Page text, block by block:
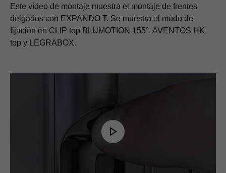
Este vídeo de montaje muestra el montaje de frentes
delgados con EXPANDO T. Se muestra el modo de
fijación en CLIP top BLUMOTION 155°, AVENTOS HK
top y LEGRABOX.